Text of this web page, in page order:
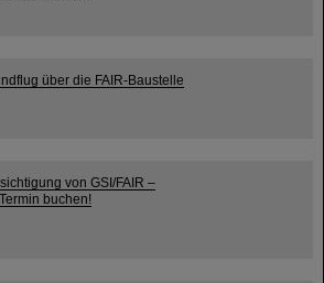
über die FAIR-Baustelle
von GSI/FAIR –
buchen!